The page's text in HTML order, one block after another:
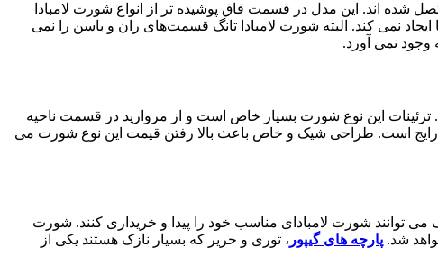
‌اند. این مدل در قسمت فاق پوشیده‌ تر از انواع شورت لامبادا
نمی ‌کند. البته شورت لامبادا تانگ قسمت‌های ران و باسن را نمی‌
نمی‌ آورد.
تزئینات این نوع شورت بسیار خاص است و از مروارید در قسمت ناحیه
رایج است. طراحی شیک و خاص باعث بالا رفتن قیمت این نوع شورت می
می ‌توانند شورت لامبادای مناسب خود را پیدا و خریداری کنند. شورت
شد. پارچه ‌های گیپور ، توری و حریر که بسیار نازک هستند یکی از